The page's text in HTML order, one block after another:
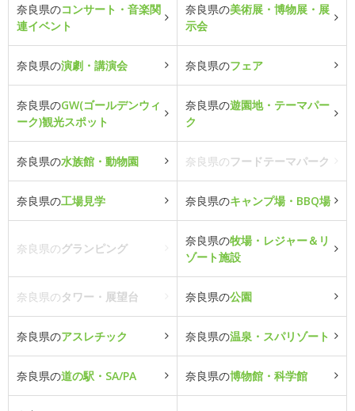
奈良県のコンサート・音楽関
連イベント
奈良県の美術展・博物展・展
示会
奈良県の演劇・講演会 奈良県のフェア
奈良県のGW(ゴールデンウィ
ーク)観光スポット
奈良県の遊園地・テーマパー
ク
奈良県の水族館・動物園 奈良県のフードテーマパーク
奈良県の工場見学 奈良県のキャンプ場・BBQ場
奈良県のグランピング
奈良県の牧場・レジャー＆リ
ゾート施設
奈良県のタワー・展望台 奈良県の公園
奈良県のアスレチック 奈良県の温泉・スパリゾート
奈良県の道の駅・SA/PA 奈良県の博物館・科学館